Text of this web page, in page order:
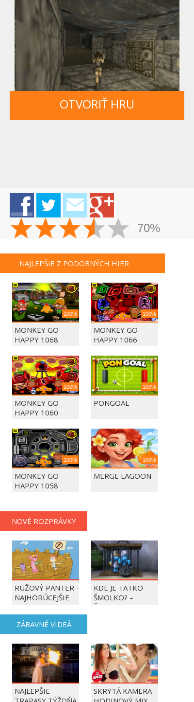
OTVORIŤ HRU
70%
NAJLEPŠIE Z PODOBNÝCH HIER
100%
MONKEY GO
HAPPY 1068
100%
MONKEY GO
HAPPY 1066
100%
MONKEY GO
HAPPY 1060
100%
PONGOAL
100%
MONKEY GO
HAPPY 1058
100%
MERGE LAGOON
NOVÉ ROZPRÁVKY
RUŽOVÝ PANTER -
NAJHORÚCEJŠIE
KDE JE TATKO
ŠMOLKO? –
ŠMOLKOVIA
ZÁBAVNÉ VIDEÁ
NAJLEPŠIE
SKRYTÁ KAMERA -